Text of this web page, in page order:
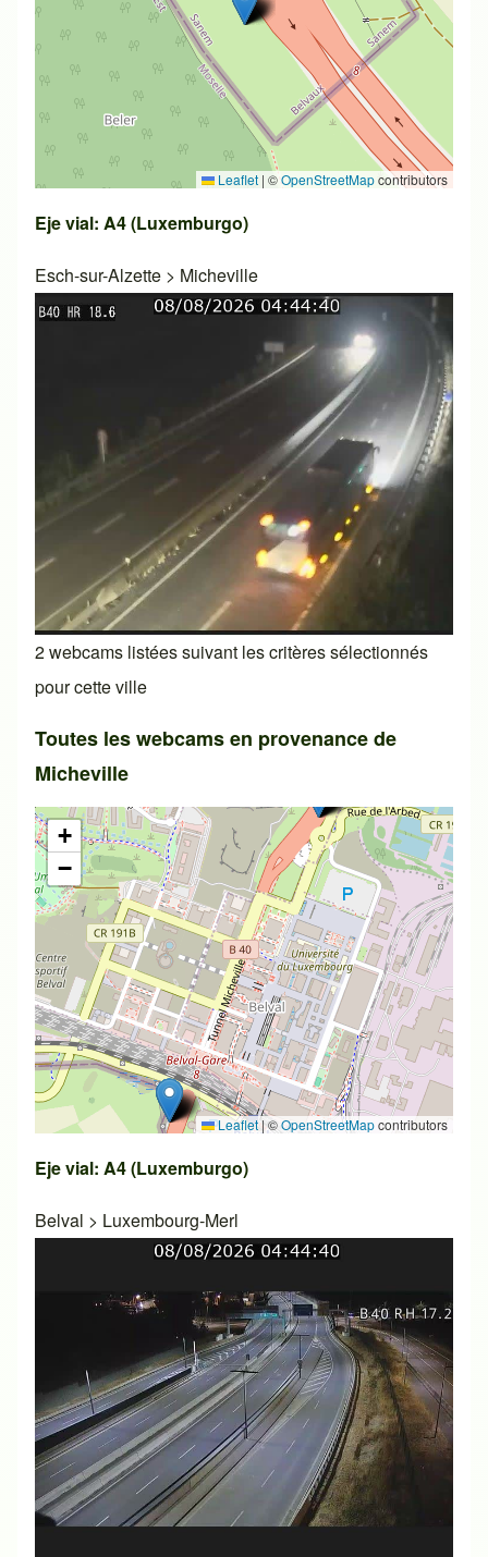
Leaflet | ©OpenStreetMapcontributors
Eje vial: A4 (Luxemburgo)
Esch-sur-Alzette > Micheville
2 webcams listées suivant les critères sélectionnés
pour cette ville
Toutes les webcams en provenance de
Micheville
+
−
Leaflet|©OpenStreetMapcontributors
Eje vial: A4 (Luxemburgo)
Belval > Luxembourg-Merl